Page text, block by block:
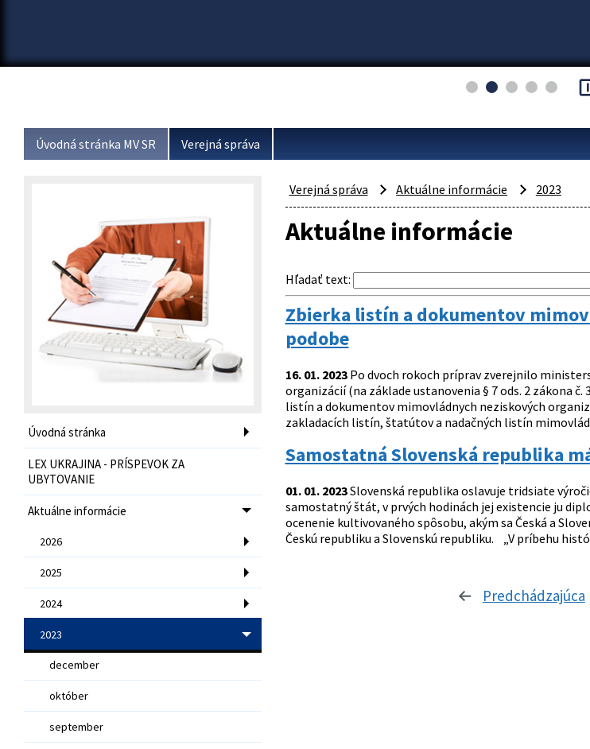
Úvodná stránka MV SR Verejná správa
Úvodná stránka
LEX UKRAJINA - PRÍSPEVOK ZA
UBYTOVANIE
Aktuálne informácie
2026
2025
2024
2023
december
október
september
Verejná správa Aktuálne informácie 2023
Aktuálne informácie
Hľadať text:
Zbierka listín a dokumentov
podobe
16. 01. 2023Po dvoch rokoch príprav zverejnilo
organizácií (na základe ustanovenia § 7 ods. 2 zákona
listín a dokumentov mimovládnych neziskových
zakladacích listín, štatútov a nadačných listín
Samostatná Slovenská republika
01. 01. 2023Slovenská republika oslavuje tridsiate
samostatný štát, v prvých hodinách jej existencie ju
ocenenie kultivovaného spôsobu, akým sa Česká a
Českú republiku a Slovenskú republiku. „V príbehu
Predchádzajúca